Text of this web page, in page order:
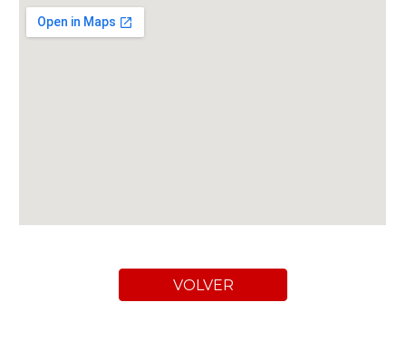
VOLVER